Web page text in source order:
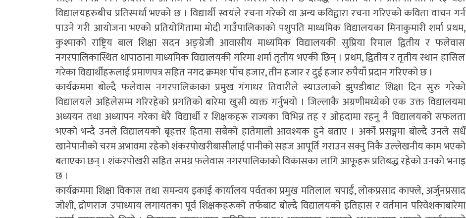
विद्यालयहरुबीच प्रतिस्पर्धा भएको छ । विद्यार्थी स्वयंले रचना गरेको वा अन्य कविद्वारा रचना गरिएको कविता वाचन गर्न
पाउने गरी आयोजना भएको प्रतियोगितामा मोदी गाउँपालिकाको पशुपति माध्यमिक विद्यालयका मिनाकुमारी शर्मा प्रथम,
कुश्माको राष्ट्रिय बाल शिक्षा सदन अङ्ग्रेजी आवासीय माध्यमिक विद्यालयकी सुप्रिया रिमाल द्वितीय र फलेवास
नगरपालिकास्थित थापाठाना माध्यमिक विद्यालयकी गरिमा शर्मा तृतीय भएकी छिन् । प्रथम, द्वितीय र तृतीय स्थान हासिल
गरेका विद्यार्थीहरूलाई प्रमाणपत्र सहित नगद क्रमशः पाँच हजार, तीन हजार र दुई हजार रुपैयाँ प्रदान गरिएको छ ।
कार्यक्रममा बोल्दै फलेवास नगरपालिकाका प्रमुख गंगाधर तिवारीले स्याउलाको झुपडीबाट शिक्षा दिन सुरु गरेको
विद्यालयले अहिलेसम्म गरिरहेको प्रगतिको बारेमा खुसी व्यक्त गर्नुभयो । जिल्लाकै अग्रणीमध्येको एक उक्त विद्यालयमा
अध्ययन तथा अध्यापन गरेका धेरै विद्यार्थी र शिक्षकहरू राज्यका विभिन्न तह र ओहदामा रहनु नै विद्यालयको सफलता
भएको भन्दै उनले विद्यालयको बृहत्तर हितमा सबैको हातेमालो आवश्यक हुने बताए । अर्को प्रसङ्गमा बोल्दै उनले सधैँ
खानेपानीको चरम अभावमा रहेको शंकरपोखरीबासीलाई पानीको सहज आपूर्ति गराउन सक्नु निकै उल्लेखनीय काम भएको
बताएका छन् । शंकरपोखरी सहित समग्र फलेवास नगरपालिकाको विकासका लागि आफूहरू प्रतिबद्ध रहेको उनको भनाइ
छ ।
कार्यक्रममा शिक्षा विकास तथा समन्वय इकाई कार्यालय पर्वतका प्रमुख मतिलाल चपाईँ, लोकप्रसाद काफ्ले, अर्जुनप्रसाद
जोशी, द्रोणराज उपाध्याय लगायतका पूर्व शिक्षकहरूको तर्फबाट बोल्दै विद्यालयको इतिहास र वर्तमान परिवेशकाबारेमा